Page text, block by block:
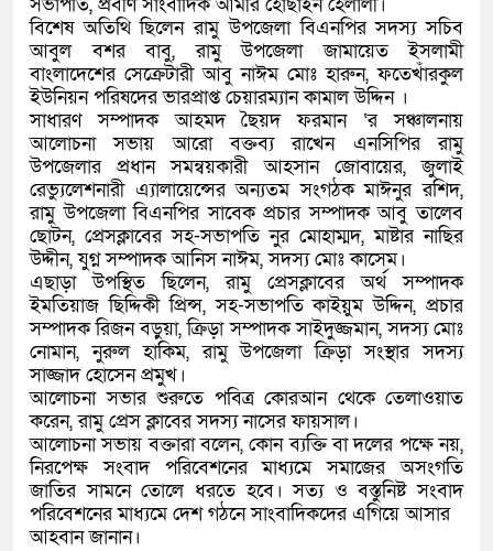
বিশেষ অতিথি ছিলেন রামু উপজেলা বিএনপির সদস্য সচিব
আবুল বশর বাবু, রামু উপজেলা জামায়েত ইসলামী
বাংলাদেশের সেক্রেটারী আবু নাঈম মোঃ হারুন, ফতেখাঁরকুল
ইউনিয়ন পরিষদের ভারপ্রাপ্ত চেয়ারম্যান কামাল উদ্দিন ।
সাধারণ সম্পাদক আহমদ ছৈয়দ ফরমান ‘র সঞ্চালনায়
আলোচনা সভায় আরো বক্তব্য রাখেন এনসিপির রামু
উপজেলার প্রধান সমন্বয়কারী আহসান জোবায়ের, জুলাই
রেভ্যুলেশনারী এ্যালায়েন্সের অন্যতম সংগঠক মাঈনুর রশিদ,
রামু উপজেলা বিএনপির সাবেক প্রচার সম্পাদক আবু তালেব
ছোটন, প্রেসক্লাবের সহ-সভাপতি নুর মোহাম্মদ, মাষ্টার নাছির
উদ্দীন, যুগ্ন সম্পাদক আনিস নাঈম, সদস্য মোঃ কাসেম।
এছাড়া উপস্থিত ছিলেন, রামু প্রেসক্লাবের অর্থ সম্পাদক
ইমতিয়াজ ছিদ্দিকী প্রিন্স, সহ-সভাপতি কাইয়ুম উদ্দিন, প্রচার
সম্পাদক রিজন বড়ুয়া, ক্রিড়া সম্পাদক সাইদুজ্জমান, সদস্য মোঃ
নোমান, নুরুল হাকিম, রামু উপজেলা ক্রিড়া সংস্থার সদস্য
সাজ্জাদ হোসেন প্রমুখ।
আলোচনা সভার শুরুতে পবিত্র কোরআন থেকে তেলাওয়াত
করেন, রামু প্রেস ক্লাবের সদস্য নাসের ফায়সাল।
আলোচনা সভায় বক্তারা বলেন, কোন ব্যক্তি বা দলের পক্ষে নয়,
নিরপেক্ষ সংবাদ পরিবেশনের মাধ্যমে সমাজের অসংগতি
জাতির সামনে তোলে ধরতে হবে। সত্য ও বস্তুনিষ্ট সংবাদ
পরিবেশনের মাধ্যমে দেশ গঠনে সাংবাদিকদের এগিয়ে আসার
আহবান জানান।